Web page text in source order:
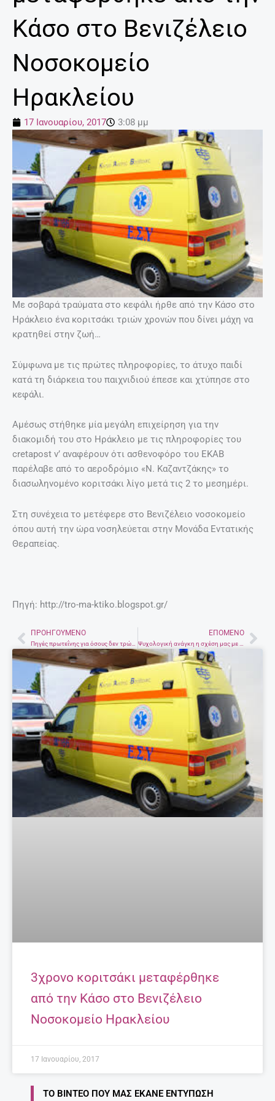
Κάσο στο Βενιζέλειο
Νοσοκομείο
Ηρακλείου
17 Ιανουαρίου, 2017 3:08 μμ
Με σοβαρά τραύματα στο κεφάλι ήρθε από την Κάσο στο
Ηράκλειο ένα κοριτσάκι τριών χρονών που δίνει μάχη να
κρατηθεί στην ζωή…
Σύμφωνα με τις πρώτες πληροφορίες, το άτυχο παιδί
κατά τη διάρκεια του παιχνιδιού έπεσε και χτύπησε στο
κεφάλι.
Αμέσως στήθηκε μία μεγάλη επιχείρηση για την
διακομιδή του στο Ηράκλειο με τις πληροφορίες του
cretapost ν’ αναφέρουν ότι ασθενοφόρο του ΕΚΑΒ
παρέλαβε από το αεροδρόμιο «Ν. Καζαντζάκης» το
διασωληνομένο κοριτσάκι λίγο μετά τις 2 το μεσημέρι.
Στη συνέχεια το μετέφερε στο Βενιζέλειο νοσοκομείο
όπου αυτή την ώρα νοσηλεύεται στην Μονάδα Εντατικής
Θεραπείας.
Πηγή: http://tro-ma-ktiko.blogspot.gr/
PrevΠΡΟΗΓΟΎΜΕΝΟ
Πηγές πρωτεΐνης για όσους δεν τρώνε κρέας
ΕΠΌΜΕΝΟ
Ψυχολογική ανάγκη η σχέση μας με το φαγητό; Γράφει η Μαρία Μουδάτσου*
3χρονο κοριτσάκι μεταφέρθηκε
από την Κάσο στο Βενιζέλειο
Νοσοκομείο Ηρακλείου
17 Ιανουαρίου, 2017
ΤΟ ΒΊΝΤΕΟ ΠΟΥ ΜΑΣ ΈΚΑΝΕ ΕΝΤΎΠΩΣΗ